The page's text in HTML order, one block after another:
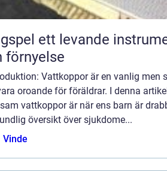
mellan tradition
förnyelse
Vattkoppor är en vanlig men
oroande för föräldrar. I denna
vattkoppor är när ens barn är
översikt över sjukdome...
Vinde